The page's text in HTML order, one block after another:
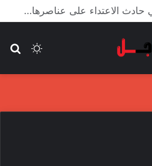
الأعور: اتفاقية ترسيم الحدود مع تركيا على طاولة النواب والاعتماد مرجّح
الوضع